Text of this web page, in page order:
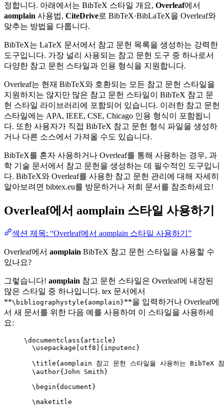
정합니다. 아래에서는 BibTeX 스타일 개요, Overleaf에서
aomplain 사용법, CiteDrive로 BibTeX·BibLaTeX을 Overleaf와
맞추는 방법을 다룹니다.
BibTeX는 LaTeX 문서에서 참고 문헌 목록을 생성하는 강력한
도구입니다. 가장 널리 사용되는 참고 문헌 도구 중 하나로서
다양한 참고 문헌 스타일과 인용 형식을 지원합니다.
Overleaf는 현재 BibTeX와 호환되는 모든 참고 문헌 스타일을
지원하지는 않지만 많은 참고 문헌 스타일이 BibTeX 참고 문
헌 스타일 라이브러리에 포함되어 있습니다. 이러한 참고 문헌
스타일에는 APA, IEEE, CSE, Chicago 인용 형식이 포함됩니
다. 또한 사용자가 직접 BibTeX 참고 문헌 형식 파일을 생성하
거나 다른 소스에서 가져올 수도 있습니다.
BibTeX를 혼자 사용하거나 Overleaf를 통해 사용하는 경우, 과
학 기술 문서에서 참고 문헌을 생성하는 데 필수적인 도구입니
다. BibTeX와 Overleaf를 사용한 참고 문헌 관리에 대해 자세히
알아보려면 bibtex.eu를 방문하거나 저희 문서를 참조하세요!
Overleaf에서 aomplain 스타일 사용하기
섹션 제목: “Overleaf에서 aomplain 스타일 사용하기”
Overleaf에서 aomplain BibTeX 참고 문헌 스타일을 사용할 수
있나요?
그렇습니다! aomplain 참고 문헌 스타일은 Overleaf에 내장된
많은 스타일 중 하나입니다. tex 문서에서
**\bibliographystyle{aomplain}**을 입력하거나 Overleaf에
서 새 문서를 위한 다음 예를 사용하여 이 스타일을 사용하세
요:
\documentclass{ article }
\usepackage
utf8 ]{ inputenc }
\title{aomplain 참고 문헌 스타일을 사용하는 BibTeX
\author{John Smith}
\begin{ document }
\maketitle